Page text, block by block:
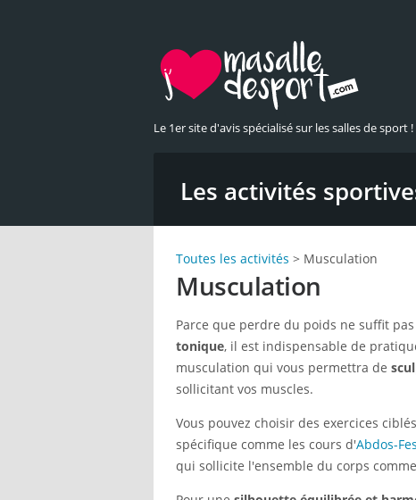
Le 1er site d'avis spécialisé sur les salles de sport !
Les activités
Toutes les activités > Musculation
Musculation
Parce que perdre du poids ne suffit
tonique, il est indispensable de
musculation qui vous permettra de
sollicitant vos muscles.
Vous pouvez choisir des exercices
spécifique comme les cours d'Abdos-
qui sollicite l'ensemble du corps